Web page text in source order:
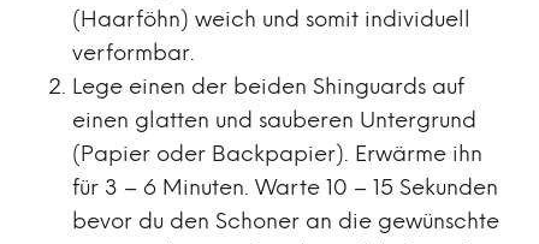
(Haarföhn) weich und somit individuell
verformbar.
Lege einen der beiden Shinguards auf
einen glatten und sauberen Untergrund
(Papier oder Backpapier). Erwärme ihn
für 3 – 6 Minuten. Warte 10 – 15 Sekunden
bevor du den Schoner an die gewünschte